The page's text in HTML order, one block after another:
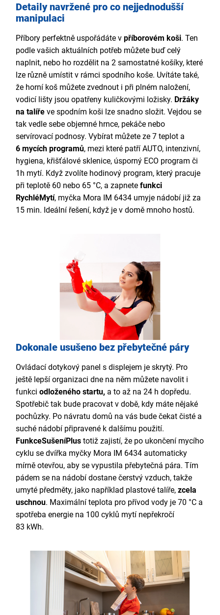
Detaily navržené pro co nejjednodušší
manipulaci
Příbory perfektně uspořádáte v příborovém koši. Ten
podle vašich aktuálních potřeb můžete buď celý
naplnit, nebo ho rozdělit na 2 samostatné košíky, které
lze různě umístit v rámci spodního koše. Uvítáte také,
že horní koš můžete zvednout i při plném naložení,
vodicí lišty jsou opatřeny kuličkovými ložisky. Držáky
na talíře ve spodním koši lze snadno složit. Vejdou se
tak vedle sebe objemné hrnce, pekáče nebo
servírovací podnosy. Vybírat můžete ze 7 teplot a
6 mycích programů, mezi které patří AUTO, intenzivní,
hygiena, křišťálové sklenice, úsporný ECO program či
1h mytí. Když zvolíte hodinový program, který pracuje
při teplotě 60 nebo 65 °C, a zapnete funkci
RychléMytí, myčka Mora IM 6434 umyje nádobí již za
15 min. Ideální řešení, když je v domě mnoho hostů.
Dokonale usušeno bez přebytečné páry
Ovládací dotykový panel s displejem je skrytý. Pro
ještě lepší organizaci dne na něm můžete navolit i
funkci odloženého startu, a to až na 24 h dopředu.
Spotřebič tak bude pracovat v době, kdy máte nějaké
pochůzky. Po návratu domů na vás bude čekat čisté a
suché nádobí připravené k dalšímu použití.
FunkceSušeníPlus totiž zajistí, že po ukončení mycího
cyklu se dvířka myčky Mora IM 6434 automaticky
mírně otevřou, aby se vypustila přebytečná pára. Tím
pádem se na nádobí dostane čerstvý vzduch, takže
umyté předměty, jako například plastové talíře, zcela
uschnou. Maximální teplota pro přívod vody je 70 °C a
spotřeba energie na 100 cyklů mytí nepřekročí
83 kWh.